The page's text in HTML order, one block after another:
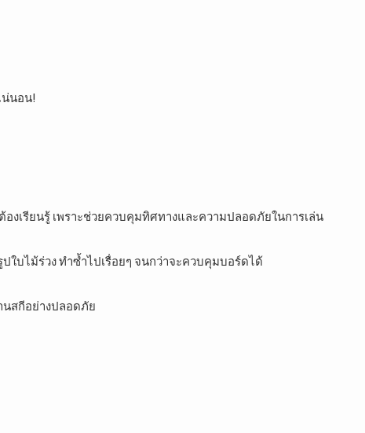
น่นอน!
งเรียนรู้ เพราะช่วยควบคุมทิศทางและความปลอดภัยในการเล่น
บไม้ร่วง ทำซ้ำไปเรื่อยๆ จนกว่าจะควบคุมบอร์ดได้
นสกีอย่างปลอดภัย